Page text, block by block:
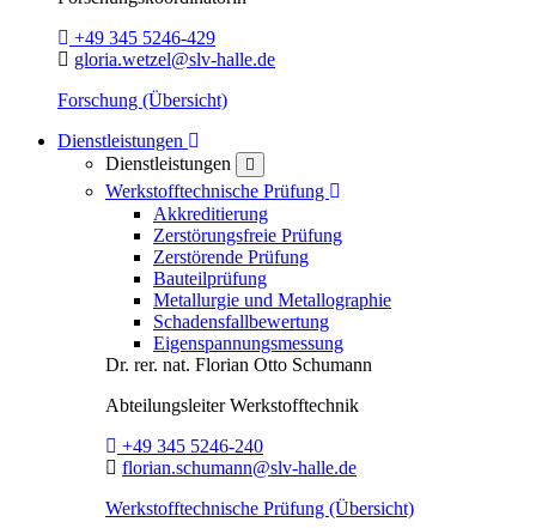
Telefon:
+49 345 5246-429
E-Mail:
gloria.wetzel@slv-halle.de
Forschung (Übersicht)
Dienstleistungen
Dienstleistungen
Werkstofftechnische Prüfung Toggle Dropdown
Akkreditierung
Zerstörungsfreie Prüfung
Zerstörende Prüfung
Bauteilprüfung
Metallurgie und Metallographie
Schadensfallbewertung
Eigenspannungsmessung
Dr. rer. nat. Florian Otto Schumann
AbteilungsleiterWerkstofftechnik
Telefon:
+49 345 5246-240
E-Mail:
florian.schumann@slv-halle.de
Werkstofftechnische Prüfung (Übersicht)